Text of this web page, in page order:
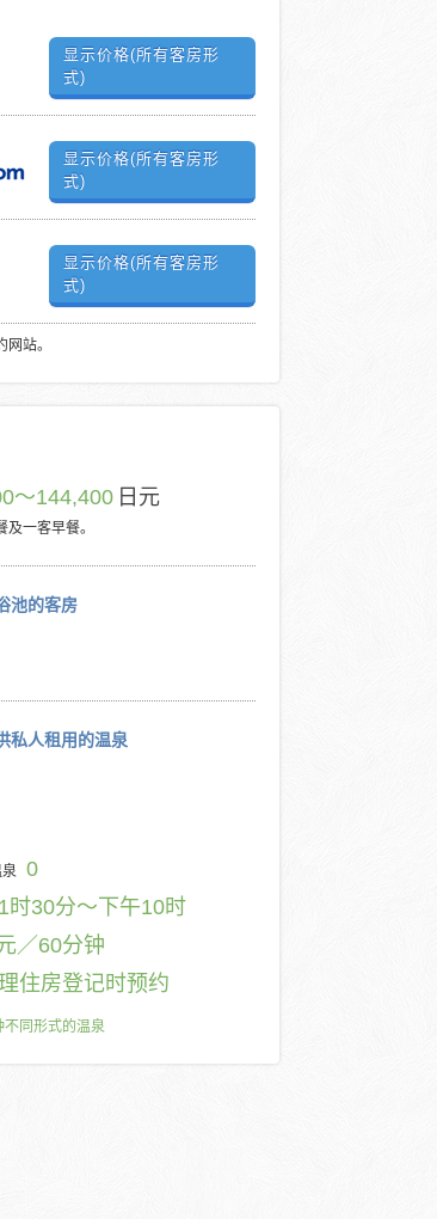
显示价格(所有客房形
式)
显示价格(所有客房形
式)
显示价格(所有客房形
式)
站。
～144,400 日元
一客早餐。
池的客房
私人租用的温泉
0
1时30分～下午10时
／60分钟
住房登记时预约
不同形式的温泉